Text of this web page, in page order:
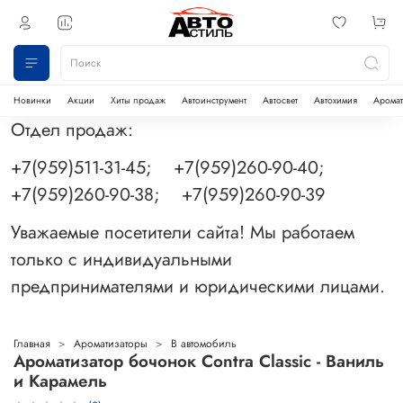
Новинки Акции Хиты продаж Автоинструмент Автосвет Автохимия
Отдел продаж:
+7(959)511-31-45; +7(959)260-90-40;
+7(959)260-90-38; +7(959)260-90-39
Уважаемые посетители сайта! Мы работаем
только с индивидуальными
предпринимателями и юридическими лицами.
Главная Ароматизаторы В автомобиль
Ароматизатор бочонок Contra Classic - Ваниль
и Карамель